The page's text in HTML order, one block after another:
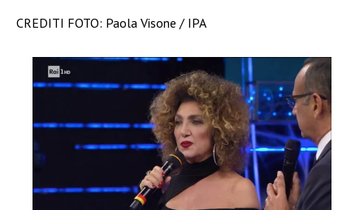
CREDITI FOTO: Paola Visone / IPA